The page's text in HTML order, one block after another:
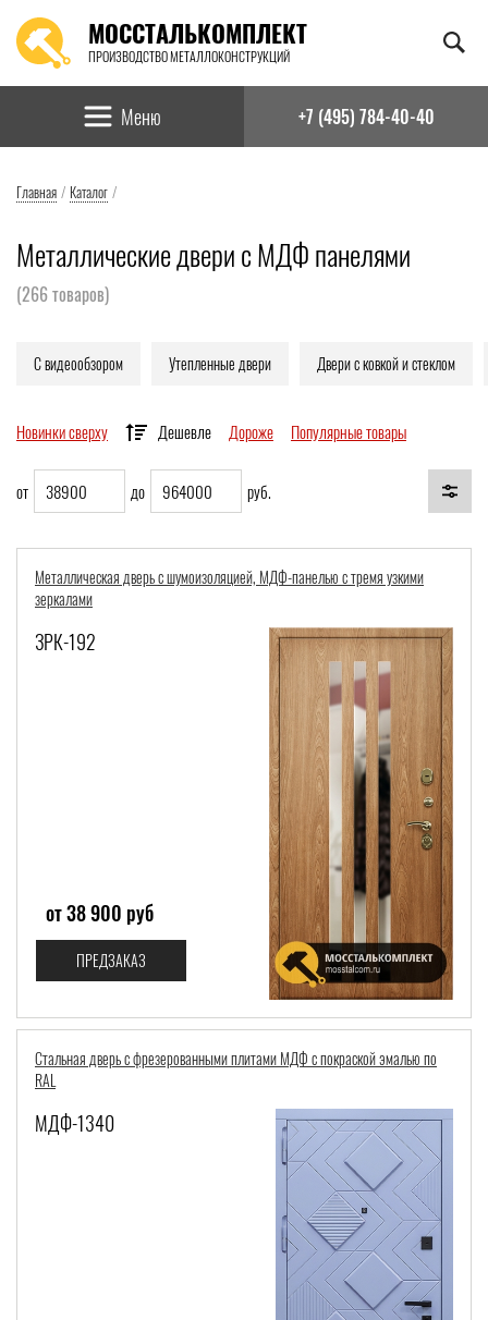
МОССТАЛЬКОМПЛЕКТ
ПРОИЗВОДСТВО МЕТАЛЛОКОНСТРУКЦИЙ
Найти:
Меню +7 (495) 784-40-40
Главная / Каталог /
Металлические двери с МДФ панелями
(266товаров)
С видеообзором Утепленные двери Двери с ковкой и стеклом
Новинки сверху Дешевле Дороже Популярные товары
от до руб.
Со скидкой
Металлическая дверь с шумоизоляцией, МДФ-панелью с тремя узкими
зеркалами
ЗРК-192
от 38 900 руб
ПРЕДЗАКАЗ
Стальная дверь с фрезерованными плитами МДФ с покраской эмалью по
RAL
МДФ-1340